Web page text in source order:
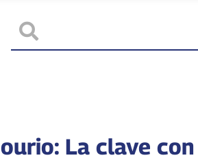
La clave con